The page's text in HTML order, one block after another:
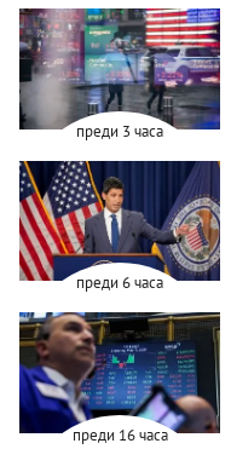
преди 3 часа
преди 6 часа
преди 16 часа